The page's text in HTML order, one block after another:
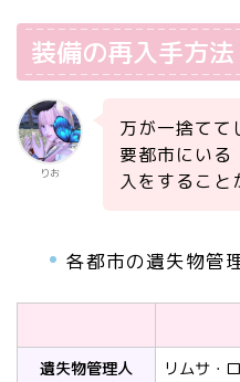
装備の再入手方法
りお
万が一捨てて
要都市にいる
入をすること
各都市の遺失物管
遺失物管理人
リムサ・